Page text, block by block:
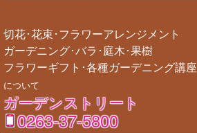
切花･花束･フラワーアレンジメント
ガーデニング･バラ･庭木･果樹
フラワーギフト･各種ガーデニング講座
について
ガーデンストリート
0263-37-5800